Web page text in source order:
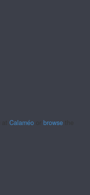
Calaméo browse